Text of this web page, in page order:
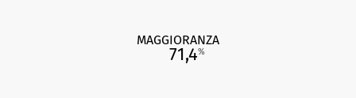
MAGGIORANZA
71,4%